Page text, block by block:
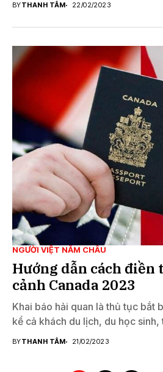
BYTHANH TÂM 22/02/2023
NGƯỜI VIỆT NĂM CHÂU
Hướng dẫn cách điền
cảnh Canada 2023
Khai báo hải quan là thủ tục bắt
kể cả khách du lịch, du học sinh,
BYTHANH TÂM 21/02/2023